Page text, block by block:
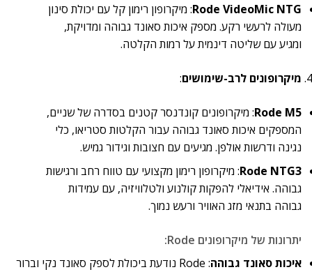
Rode VideoMic NTG: מיקרופון רימון קל עם יכולת סינון
מעולה לרעשי רקע. מספק איכות סאונד גבוהה ומדויקת,
ומגיע עם שליטה דינמית על רמות הקלטה.
מיקרופונים לרב-שימושים:
Rode M5: מיקרופונים קונדנסר קטנים בסדרה של שניים,
המספקים איכות סאונד גבוהה עבור הקלטות סטריאו, כלי
נגינה ודרשות אולפן. מגיעים עם חצובות וגידור גמיש.
Rode NTG3: מיקרופון רימון מקצועי עם טווח רחב ורגישות
גבוהה. אידיאלי להפקות קולנוע ולטלוויזיה, עם עמידות
גבוהה בתנאי מזג האוויר ורעש נמוך.
יתרונות של מיקרופונים Rode:
איכות סאונד גבוהה
: Rode נודעת ביכולת לספק סאונד נקי וברור